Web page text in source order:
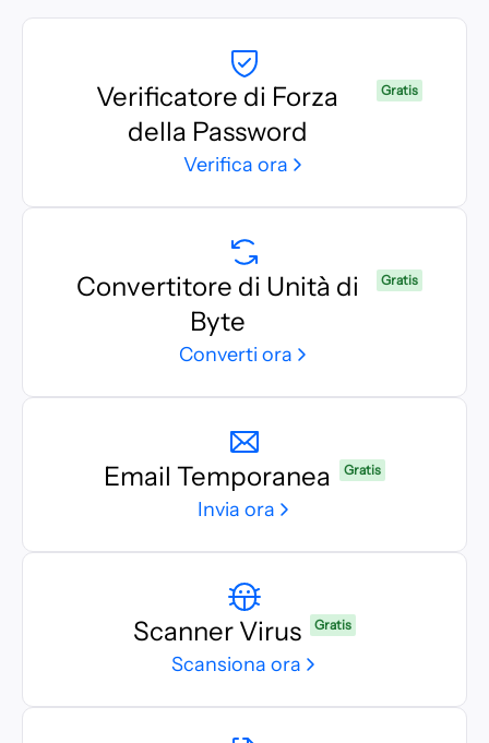
Verificatore di Forza
della Password
Gratis
Verifica ora
Convertitore di Unità di
Byte
Gratis
Converti ora
Email Temporanea Gratis
Invia ora
Scanner Virus Gratis
Scansiona ora